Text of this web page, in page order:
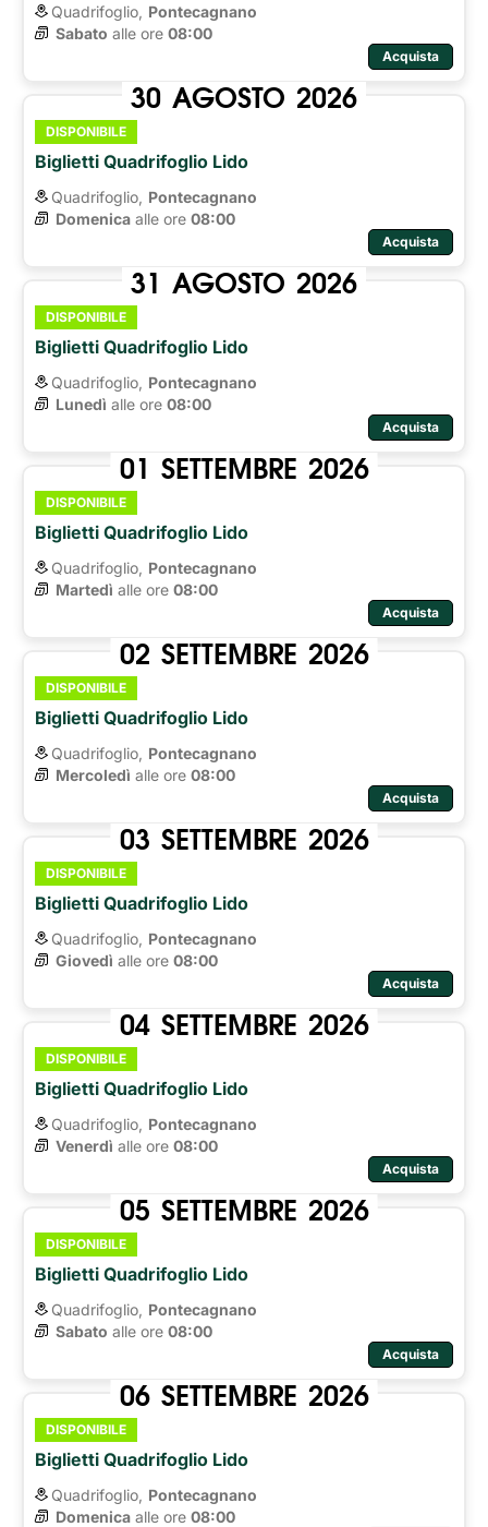
Quadrifoglio, Pontecagnano
Sabato alle ore 08:00
Acquista
30 AGOSTO 2026
DISPONIBILE
Biglietti Quadrifoglio Lido
Quadrifoglio, Pontecagnano
Domenica alle ore 08:00
Acquista
31 AGOSTO 2026
DISPONIBILE
Biglietti Quadrifoglio Lido
Quadrifoglio, Pontecagnano
Lunedì alle ore 08:00
Acquista
01 SETTEMBRE 2026
DISPONIBILE
Biglietti Quadrifoglio Lido
Quadrifoglio, Pontecagnano
Martedì alle ore 08:00
Acquista
02 SETTEMBRE 2026
DISPONIBILE
Biglietti Quadrifoglio Lido
Quadrifoglio, Pontecagnano
Mercoledì alle ore 08:00
Acquista
03 SETTEMBRE 2026
DISPONIBILE
Biglietti Quadrifoglio Lido
Quadrifoglio, Pontecagnano
Giovedì alle ore 08:00
Acquista
04 SETTEMBRE 2026
DISPONIBILE
Biglietti Quadrifoglio Lido
Quadrifoglio, Pontecagnano
Venerdì alle ore 08:00
Acquista
05 SETTEMBRE 2026
DISPONIBILE
Biglietti Quadrifoglio Lido
Quadrifoglio, Pontecagnano
Sabato alle ore 08:00
Acquista
06 SETTEMBRE 2026
DISPONIBILE
Biglietti Quadrifoglio Lido
Quadrifoglio, Pontecagnano
Domenica alle ore 08:00